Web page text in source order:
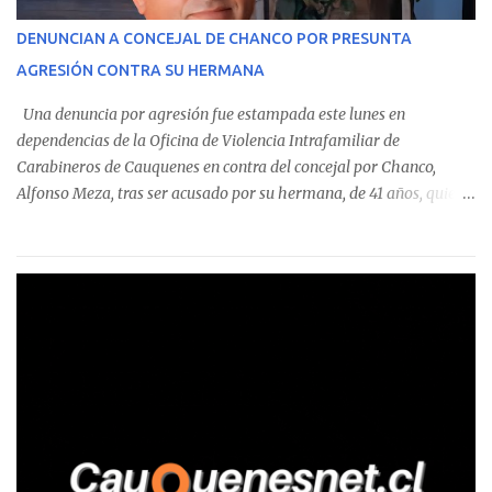
corresponde a un funcionario de la Municipalidad de Chanco,
detectaron incumplimientos a la normativa vigente. El informe
precisa que la mayor cantidad de dinero apostado se registró en
Talca, donde...
DENUNCIAN A CONCEJAL DE CHANCO POR PRESUNTA
AGRESIÓN CONTRA SU HERMANA
Una denuncia por agresión fue estampada este lunes en
dependencias de la Oficina de Violencia Intrafamiliar de
Carabineros de Cauquenes en contra del concejal por Chanco,
Alfonso Meza, tras ser acusado por su hermana, de 41 años, quien
relató que los hechos ocurrieron cerca de las 11:30 horas en el
trabajadores, el edil descendió del vehículo y, en medio de la
confrontación, la habría tomado de los hombros, empujado al